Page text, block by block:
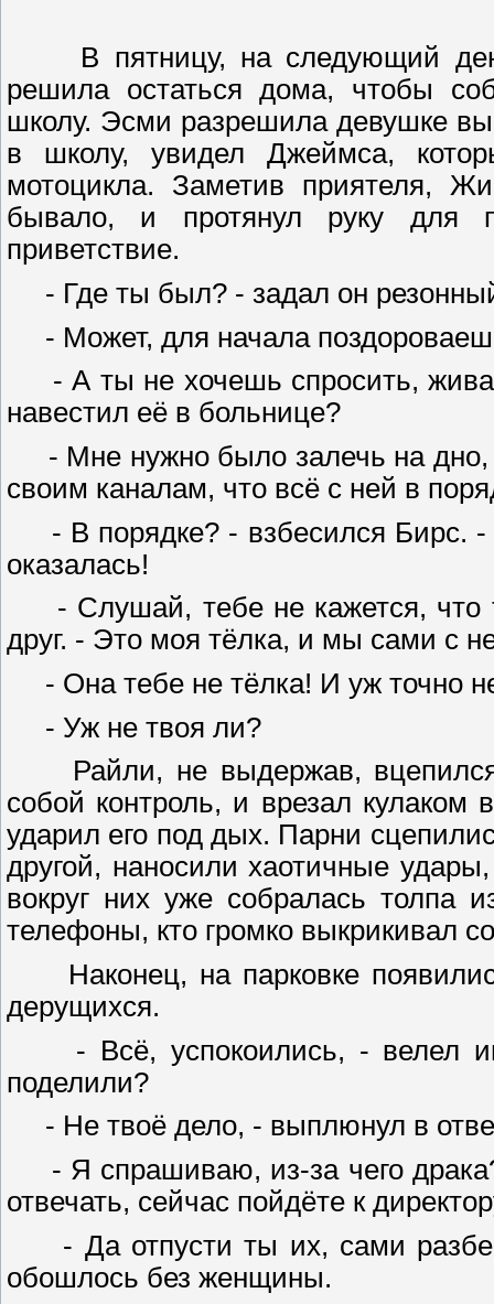
В пятницу, на следующий
решила остаться дома, чтобы
школу. Эсми разрешила девушке
в школу, увидел Джеймса,
мотоцикла. Заметив приятеля,
бывало, и протянул руку для
приветствие.
- Где ты был? - задал он
- Может, для начала
- А ты не хочешь спросить, жива
навестил её в больнице?
- Мне нужно было залечь на дно,
своим каналам, что всё с ней в
- В порядке? - взбесился Бирс. -
оказалась!
- Слушай, тебе не кажется, что
друг. - Это моя тёлка, и мы сами с
- Она тебе не тёлка! И уж точно
- Уж не твоя ли?
Райли, не выдержав, вцепился
собой контроль, и врезал
ударил его под дых. Парни
другой, наносили хаотичные
вокруг них уже собралась толпа
телефоны, кто громко выкрикивал
Наконец, на парковке
дерущихся.
- Всё, успокоились, - велел им
поделили?
- Не твоё дело, - выплюнул в
- Я спрашиваю, из-за чего
отвечать, сейчас пойдёте к
- Да отпусти ты их, сами
обошлось без женщины.